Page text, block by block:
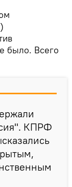
было. Всего
КПРФ